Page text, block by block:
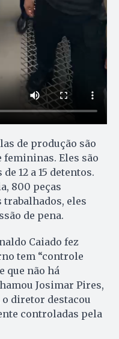
de produção são
Eles são
12 a 15 detentos.
800 peças
trabalhados, eles
de pena.
Caiado fez
tem “controle
que não há
Josimar Pires,
o diretor destacou
controladas pela